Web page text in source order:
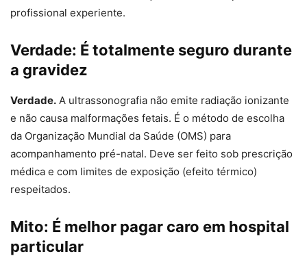
profissional experiente.
Verdade: É totalmente seguro durante
a gravidez
Verdade. A ultrassonografia não emite radiação ionizante
e não causa malformações fetais. É o método de escolha
da Organização Mundial da Saúde (OMS) para
acompanhamento pré-natal. Deve ser feito sob prescrição
médica e com limites de exposição (efeito térmico)
respeitados.
Mito: É melhor pagar caro em hospital
particular